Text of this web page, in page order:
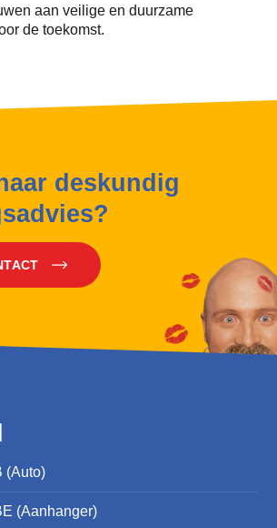
aan veilige en duurzame
de toekomst.
deskundig
(Auto)
(Aanhanger)